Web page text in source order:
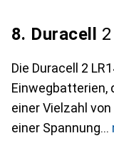
8. Duracell
Die Duracell 2
Einwegbatterien,
einer Vielzahl
einer Spannung